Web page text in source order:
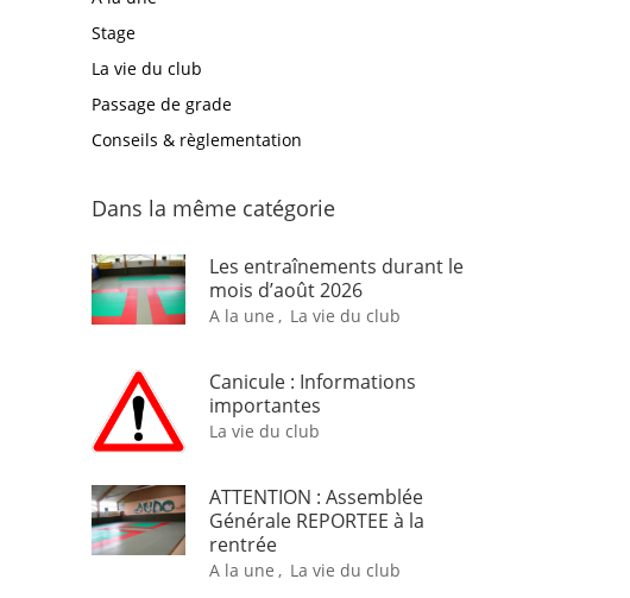
Stage
La vie du club
Passage de grade
Conseils & règlementation
Dans la même catégorie
Les entraînements durant le
mois d’août 2026
A la une , La vie du club
Canicule : Informations
importantes
La vie du club
ATTENTION : Assemblée
Générale REPORTEE à la
rentrée
A la une , La vie du club